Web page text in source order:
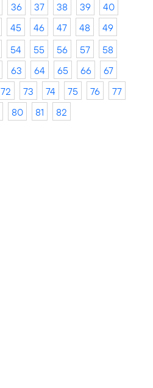
36 37 38 39
40
45 46 47 48
49
54 55 56 57
58
63 64 65 66
67
72 73 74 75 76
77
80 81 82